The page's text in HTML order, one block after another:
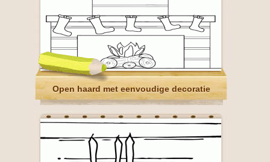
Open haard met eenvoudige decoratie